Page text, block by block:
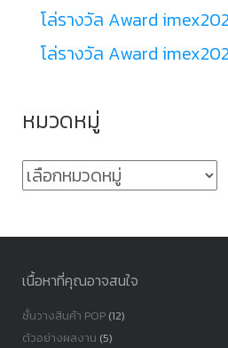
โล่รางวัล Award
โล่รางวัล Award
หมวดหมู่
หมวด
เนื้อหาที่คุณอาจสนใจ
ชั้นวางสินค้า POP(12)
ตัวอย่างผลงาน (5)